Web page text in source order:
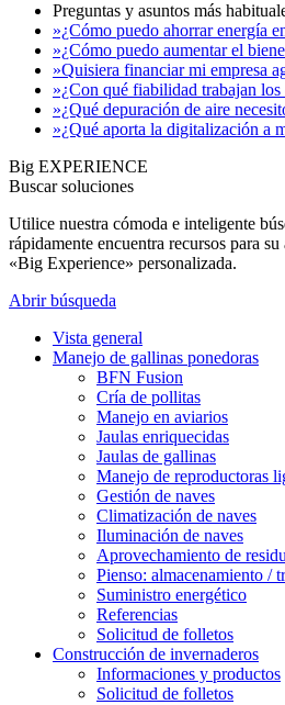
Preguntas y asuntos más
»¿Cómo puedo ahorrar energía
»¿Cómo puedo aumentar el
»Quisiera financiar mi empresa
»¿Con qué fiabilidad trabajan los
»¿Qué depuración de aire
»¿Qué aporta la digitalización a
Big EXPERIENCE
Buscar soluciones
Utilice nuestra cómoda e inteligente
rápidamente encuentra recursos para
«Big Experience» personalizada.
Abrir búsqueda
Vista general
Manejo de gallinas ponedoras
BFN Fusion
Cría de pollitas
Manejo en aviarios
Jaulas enriquecidas
Jaulas de gallinas
Manejo de reproductoras
Gestión de naves
Climatización de naves
Iluminación de naves
Aprovechamiento de
Pienso: almacenamiento /
Suministro energético
Referencias
Solicitud de folletos
Construcción de invernaderos
Informaciones y productos
Solicitud de folletos